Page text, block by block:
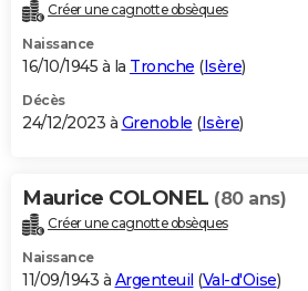
Créer une cagnotte obsèques
Naissance
16/10/1945 à la Tronche (Isère)
Décès
24/12/2023 à Grenoble (Isère)
Maurice COLONEL (80 ans)
Créer une cagnotte obsèques
Naissance
11/09/1943 à Argenteuil (Val-d'Oise)